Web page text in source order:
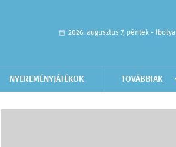
2026. augusztus 7, péntek - Ibolya
NYEREMÉNYJÁTÉKOK TOVÁBBIAK